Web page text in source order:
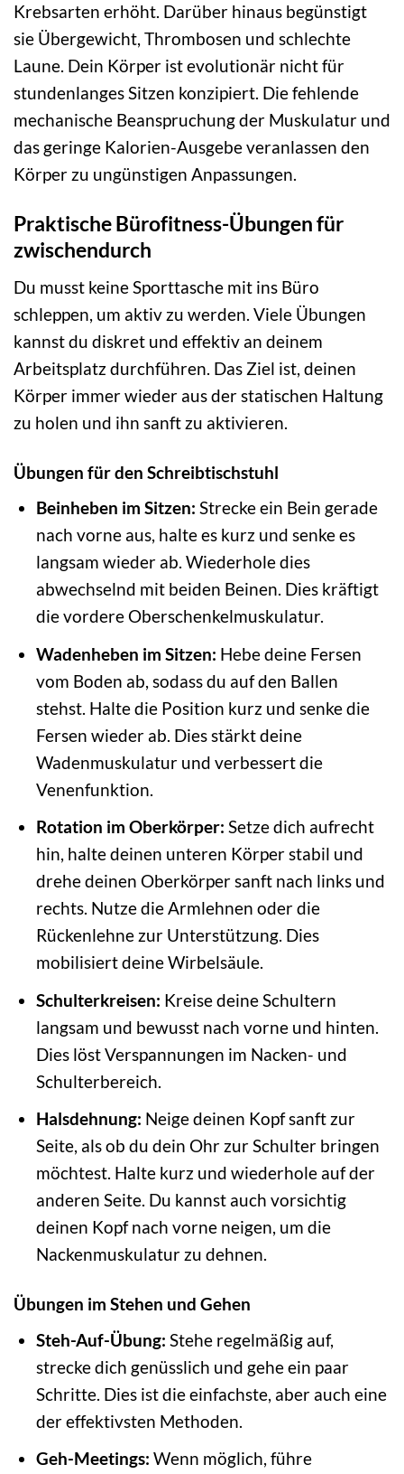
Krebsarten erhöht. Darüber hinaus begünstigt
sie Übergewicht, Thrombosen und schlechte
Laune. Dein Körper ist evolutionär nicht für
stundenlanges Sitzen konzipiert. Die fehlende
mechanische Beanspruchung der Muskulatur und
das geringe Kalorien-Ausgebe veranlassen den
Körper zu ungünstigen Anpassungen.
Praktische Bürofitness-Übungen für
zwischendurch
Du musst keine Sporttasche mit ins Büro
schleppen, um aktiv zu werden. Viele Übungen
kannst du diskret und effektiv an deinem
Arbeitsplatz durchführen. Das Ziel ist, deinen
Körper immer wieder aus der statischen Haltung
zu holen und ihn sanft zu aktivieren.
Übungen für den Schreibtischstuhl
Beinheben im Sitzen: Strecke ein Bein gerade
nach vorne aus, halte es kurz und senke es
langsam wieder ab. Wiederhole dies
abwechselnd mit beiden Beinen. Dies kräftigt
die vordere Oberschenkelmuskulatur.
Wadenheben im Sitzen: Hebe deine Fersen
vom Boden ab, sodass du auf den Ballen
stehst. Halte die Position kurz und senke die
Fersen wieder ab. Dies stärkt deine
Wadenmuskulatur und verbessert die
Venenfunktion.
Rotation im Oberkörper: Setze dich aufrecht
hin, halte deinen unteren Körper stabil und
drehe deinen Oberkörper sanft nach links und
rechts. Nutze die Armlehnen oder die
Rückenlehne zur Unterstützung. Dies
mobilisiert deine Wirbelsäule.
Schulterkreisen: Kreise deine Schultern
langsam und bewusst nach vorne und hinten.
Dies löst Verspannungen im Nacken- und
Schulterbereich.
Halsdehnung: Neige deinen Kopf sanft zur
Seite, als ob du dein Ohr zur Schulter bringen
möchtest. Halte kurz und wiederhole auf der
anderen Seite. Du kannst auch vorsichtig
deinen Kopf nach vorne neigen, um die
Nackenmuskulatur zu dehnen.
Übungen im Stehen und Gehen
Steh-Auf-Übung: Stehe regelmäßig auf,
strecke dich genüsslich und gehe ein paar
Schritte. Dies ist die einfachste, aber auch eine
der effektivsten Methoden.
Geh-Meetings: Wenn möglich, führe